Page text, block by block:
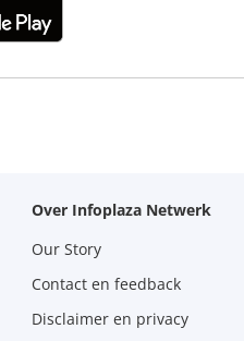
Over Infoplaza Netwerk
Our Story
Contact en feedback
Disclaimer en privacy